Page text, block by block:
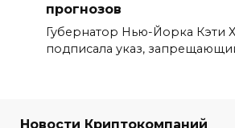
прогнозов
Губернатор Нью-Йорка Кэти
подписала указ,
Новости Криптокомпаний